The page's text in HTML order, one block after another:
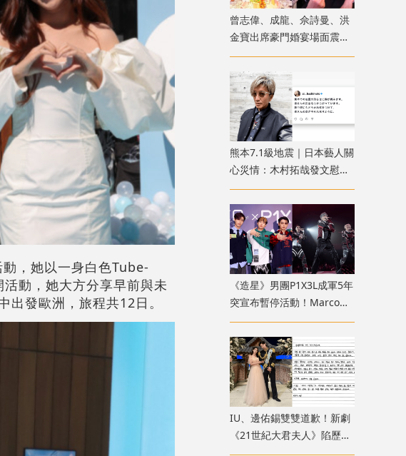
，她以一身白色Tube-
動，她大方分享早前與未
發歐洲，旅程共12日。
曾志偉、成龍、佘詩曼、洪
金寶出席豪門婚宴場面震撼
猶如頒獎禮紅地氈
熊本7.1級地震｜日本藝人關
心災情：木村拓哉發文慰
問、橋本愛心痛家鄉受災
《造星》男團P1X3L成軍5年
突宣布暫停活動！Marco遭
官網除名？歌迷質疑形同解
散
IU、邊佑錫雙雙道歉！新劇
《21世紀大君夫人》陷歷史
政治爭議 掀韓國網民怒罵